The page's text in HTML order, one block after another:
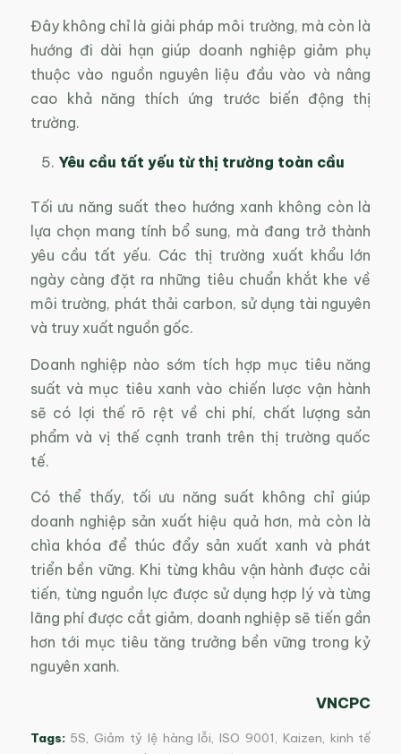
Đây không chỉ là giải pháp môi trường, mà còn là
hướng đi dài hạn giúp doanh nghiệp giảm phụ
thuộc vào nguồn nguyên liệu đầu vào và nâng
cao khả năng thích ứng trước biến động thị
trường.
Yêu cầu tất yếu từ thị trường toàn cầu
Tối ưu năng suất theo hướng xanh không còn là
lựa chọn mang tính bổ sung, mà đang trở thành
yêu cầu tất yếu. Các thị trường xuất khẩu lớn
ngày càng đặt ra những tiêu chuẩn khắt khe về
môi trường, phát thải carbon, sử dụng tài nguyên
và truy xuất nguồn gốc.
Doanh nghiệp nào sớm tích hợp mục tiêu năng
suất và mục tiêu xanh vào chiến lược vận hành
sẽ có lợi thế rõ rệt về chi phí, chất lượng sản
phẩm và vị thế cạnh tranh trên thị trường quốc
tế.
Có thể thấy, tối ưu năng suất không chỉ giúp
doanh nghiệp sản xuất hiệu quả hơn, mà còn là
chìa khóa để thúc đẩy sản xuất xanh và phát
triển bền vững. Khi từng khâu vận hành được cải
tiến, từng nguồn lực được sử dụng hợp lý và từng
lãng phí được cắt giảm, doanh nghiệp sẽ tiến gần
hơn tới mục tiêu tăng trưởng bền vững trong kỷ
nguyên xanh.
VNCPC
Tags: 5S, Giảm tỷ lệ hàng lỗi,ISO 9001, Kaizen, kinh tế